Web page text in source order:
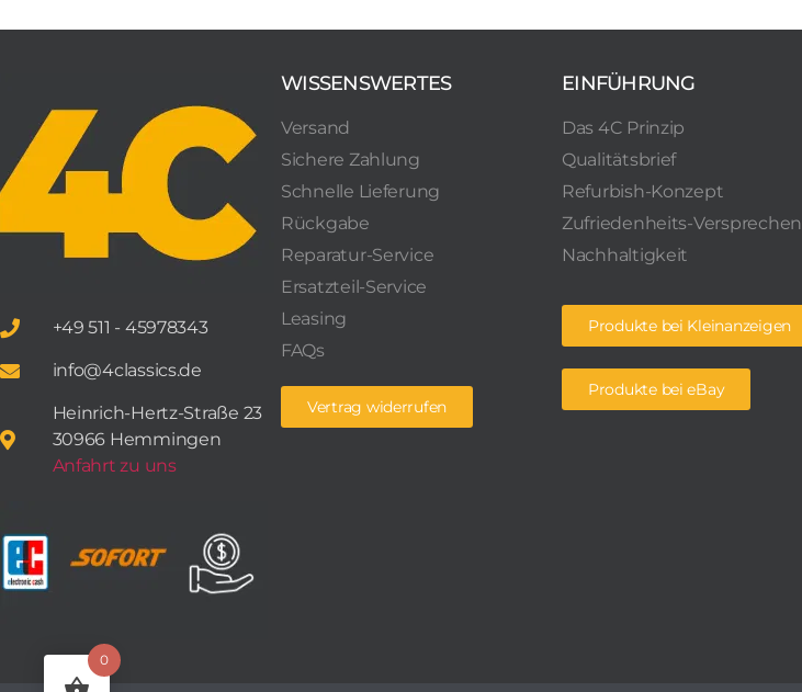
+49 511 - 45978343
info@4classics.de
Heinrich-Hertz-Straße 23
30966 Hemmingen
Anfahrt zu uns
WISSENSWERTES
Versand
Sichere Zahlung
Schnelle Lieferung
Rückgabe
Reparatur-Service
Ersatzteil-Service
Leasing
FAQs
Vertrag widerrufen
EINFÜHRUNG
Das 4C Prinzip
Qualitätsbrief
Refurbish-Konzept
Zufriedenheits-Versprechen
Nachhaltigkeit
Produkte bei Kleinanzeigen
Produkte bei eBay
0